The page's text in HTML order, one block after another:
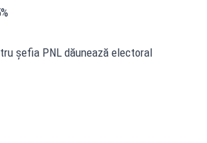
șefia PNL dăunează electoral